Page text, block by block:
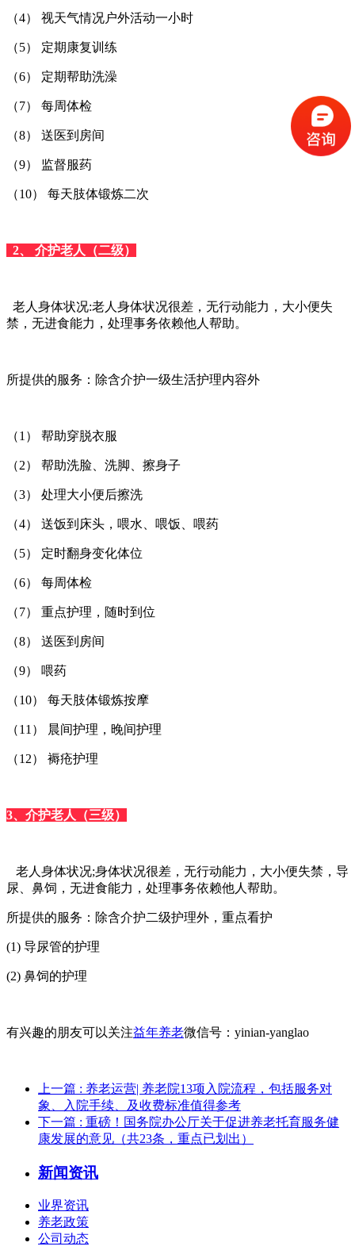
（4） 视天气情况户外活动一小时
（5） 定期康复训练
（6） 定期帮助洗澡
（7） 每周体检
（8） 送医到房间
（9） 监督服药
（10） 每天肢体锻炼二次
2、 介护老人（二级）
老人身体状况:老人身体状况很差，无行动能力，大小便失
禁，无进食能力，处理事务依赖他人帮助。
所提供的服务：除含介护一级生活护理内容外
（1） 帮助穿脱衣服
（2） 帮助洗脸、洗脚、擦身子
（3） 处理大小便后擦洗
（4） 送饭到床头，喂水、喂饭、喂药
（5） 定时翻身变化体位
（6） 每周体检
（7） 重点护理，随时到位
（8） 送医到房间
（9） 喂药
（10） 每天肢体锻炼按摩
（11） 晨间护理，晚间护理
（12） 褥疮护理
3、介护老人（三级）
老人身体状况;身体状况很差，无行动能力，大小便失禁，导
尿、鼻饲，无进食能力，处理事务依赖他人帮助。
所提供的服务：除含介护二级护理外，重点看护
(1) 导尿管的护理
(2) 鼻饲的护理
有兴趣的朋友可以关注益年养老微信号：yinian-yanglao
上一篇 : 养老运营| 养老院13项入院流程，包括服务对
象、入院手续、及收费标准值得参考
下一篇 : 重磅！国务院办公厅关于促进养老托育服务健
康发展的意见（共23条，重点已划出）
新闻资讯
业界资讯
养老政策
公司动态